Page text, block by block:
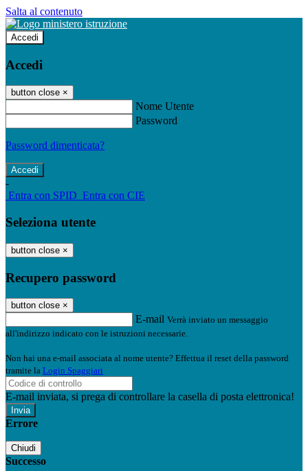
Salta al contenuto
Accedi
Accedi
button close ×
Nome Utente
Password
Password dimenticata?
-
Entra con SPID Entra con CIE
Seleziona utente
button close ×
Recupero password
button close ×
E-mail Verrà inviato un messaggio
all'indirizzo indicato con le istruzioni necessarie.
Non hai una e-mail associata al nome utente? Effettua il reset della password
tramite la Login Spaggiari
E-mail inviata, si prega di controllare la casella di posta elettronica!
Errore
Chiudi
Successo